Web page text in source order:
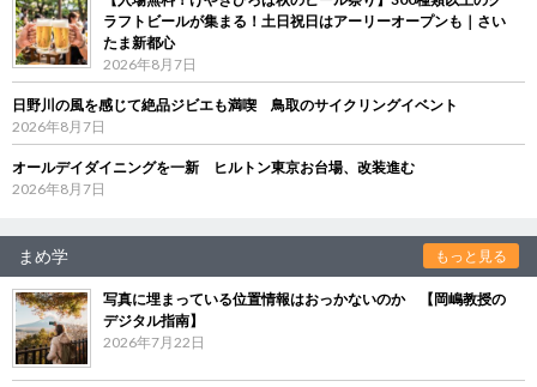
ラフトビールが集まる！土日祝日はアーリーオープンも｜さい
たま新都心
2026年8月7日
日野川の風を感じて絶品ジビエも満喫 鳥取のサイクリングイベント
2026年8月7日
オールデイダイニングを一新 ヒルトン東京お台場、改装進む
2026年8月7日
まめ学 もっと見る
写真に埋まっている位置情報はおっかないのか 【岡嶋教授の
デジタル指南】
2026年7月22日